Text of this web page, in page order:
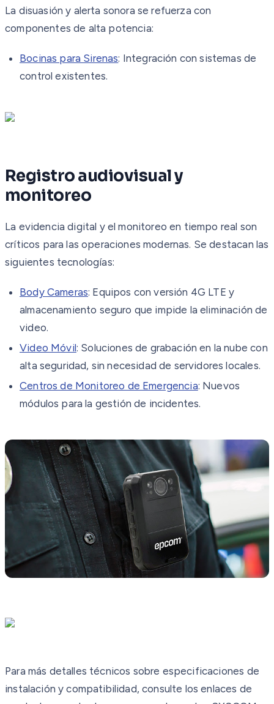
La disuasión y alerta sonora se refuerza con
componentes de alta potencia:
Bocinas para Sirenas: Integración con sistemas de
control existentes.
Registro audiovisual y
monitoreo
La evidencia digital y el monitoreo en tiempo real son
críticos para las operaciones modernas. Se destacan las
siguientes tecnologías:
Body Cameras: Equipos con versión 4G LTE y
almacenamiento seguro que impide la eliminación de
video.
Video Móvil: Soluciones de grabación en la nube con
alta seguridad, sin necesidad de servidores locales.
Centros de Monitoreo de Emergencia: Nuevos
módulos para la gestión de incidentes.
Para más detalles técnicos sobre especificaciones de
instalación y compatibilidad, consulte los enlaces de